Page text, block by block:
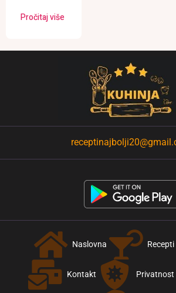
Pročitaj više
Naslovna Recepti
Kontakt Privatnost